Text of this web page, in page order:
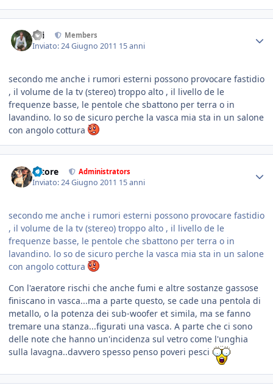
titi Members
Inviato:24 Giugno 2011 15 anni
secondo me anche i rumori esterni possono provocare fastidio
, il volume de la tv (stereo) troppo alto , il livello de le
frequenze basse, le pentole che sbattono per terra o in
lavandino. lo so de sicuro perche la vasca mia sta in un salone
con angolo cottura
tatore Administrators
Inviato:24 Giugno 2011 15 anni
secondo me anche i rumori esterni possono provocare fastidio
, il volume de la tv (stereo) troppo alto , il livello de le
frequenze basse, le pentole che sbattono per terra o in
lavandino. lo so de sicuro perche la vasca mia sta in un salone
con angolo cottura
Con l'aeratore rischi che anche fumi e altre sostanze gassose
finiscano in vasca...ma a parte questo, se cade una pentola di
metallo, o la potenza dei sub-woofer et simila, ma se fanno
tremare una stanza...figurati una vasca. A parte che ci sono
delle note che hanno un'incidenza sul vetro come l'unghia
sulla lavagna..davvero spesso penso poveri pesci